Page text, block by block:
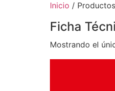
Inicio /
Ficha
Mostrando el